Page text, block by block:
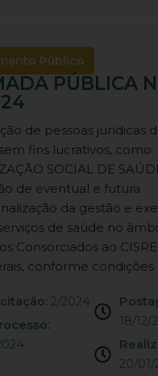
Público
PÚBLICA
de pessoas jurídicas
fins lucrativos, como
SOCIAL DE
de eventual e futura
da gestão e
de saúde no
Consorciados ao
conforme
2/2024
18/12/
20/01/